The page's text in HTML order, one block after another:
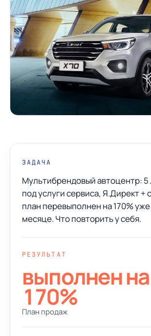
ЗАДАЧА
Мультибрендовый автоцентр: 5
под услуги сервиса, Я.Директ +
план перевыполнен на 170%
месяце. Что повторить у себя.
РЕЗУЛЬТАТ
выполнен на
170%
План продаж